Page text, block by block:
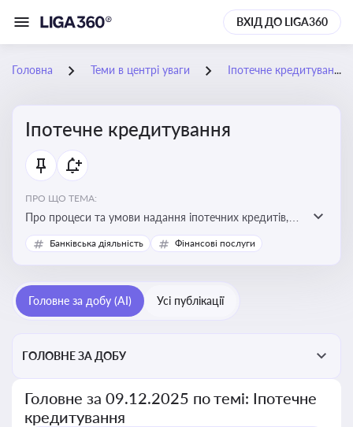
ВХІД ДО LIGA360
Головна Теми в центрі уваги Іпотечне кредитування
Іпотечне кредитування
ПРО ЩО ТЕМА:
Про процеси та умови надання іпотечних кредитів,
зміни у законодавстві та тенденції на ринку житла
Банківська діяльність Фінансові послуги
Головне за добу (AI) Усі публікації
ГОЛОВНЕ ЗА ДОБУ
Головне за 09.12.2025 по темі: Іпотечне
кредитування